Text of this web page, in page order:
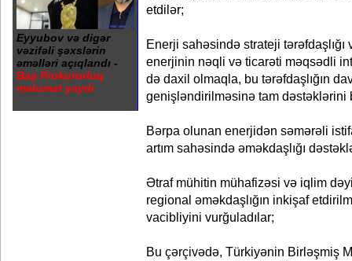
Eyyubov və digər
vəzifəli şəxslərin
əməlləri açıqlandı -
Baş Prokurorluq
məlumat yaydı
etdilər;
Enerji sahəsində strateji tərəfdaşlığı
enerjinin nəqli və ticarəti məqsədli
də daxil olmaqla, bu tərəfdaşlığın
genişləndirilməsinə tam dəstəklərini
Bərpa olunan enerjidən səmərəli
artım sahəsində əməkdaşlığı
Ətraf mühitin mühafizəsi və iqlim
regional əməkdaşlığın inkişaf
vacibliyini vurğuladılar;
Bu çərçivədə, Türkiyənin Birləşmiş